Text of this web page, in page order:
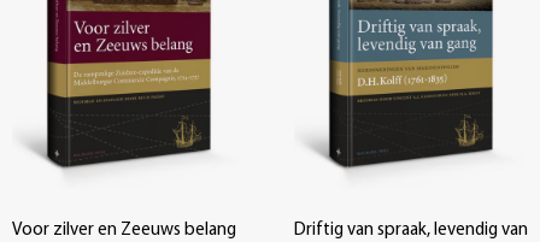
Voor zilver en Zeeuws belang
Driftig van spraak, levendig van